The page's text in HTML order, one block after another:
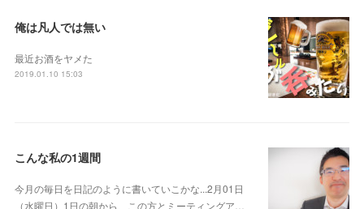
俺は凡人では無い
最近お酒をヤメた
2019.01.10 15:03
こんな私の1週間
今月の毎日を日記のように書いていこかな...2月01日
（水曜日）1日の朝から、この方とミーティングア…